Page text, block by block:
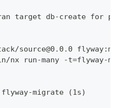
target db-create for
source@0.0.0
nx run-many -t=flyway-
migrate (1s)